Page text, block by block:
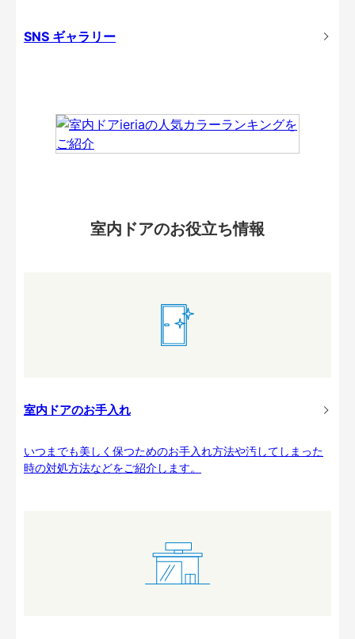
SNS ギャラリー
室内ドアのお役立ち情報
室内ドアのお手入れ
いつまでも美しく保つためのお手入れ方法や汚してしまった
時の対処方法などをご紹介します。